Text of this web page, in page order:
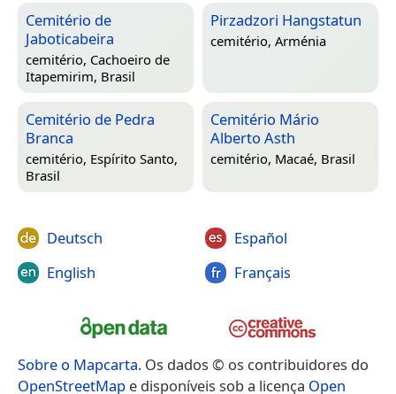
Cemitério de
Jaboticabeira
cemitério, Cachoeiro de
Itapemirim, Brasil
Pirzadzori Hangstatun
cemitério, Arménia
Cemitério de Pedra
Branca
cemitério, Espírito Santo,
Brasil
Cemitério Mário
Alberto Asth
cemitério, Macaé, Brasil
Deutsch
English
Español
Français
Sobre o Mapcarta. Os dados © os contribuidores do
OpenStreetMap e disponíveis sob a licença Open